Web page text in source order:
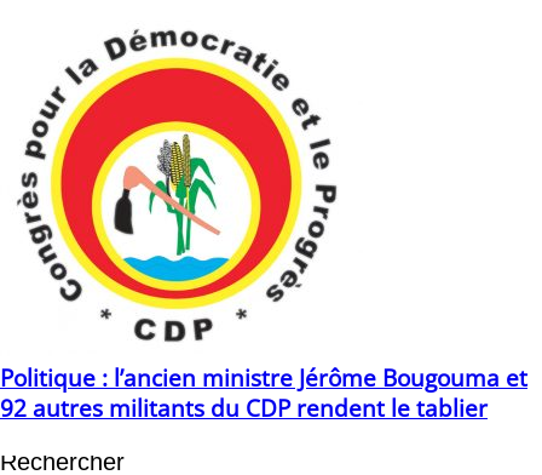
Politique : l’ancien ministre Jérôme Bougouma et
92 autres militants du CDP rendent le tablier